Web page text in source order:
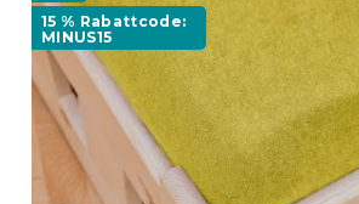
15 % Rabattcode:
MINUS15